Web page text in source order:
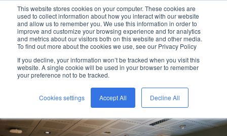
This website stores cookies on your computer. These cookies are
used to collect information about how you interact with our website
and allow us to remember you. We use this information in order to
improve and customize your browsing experience and for analytics
and metrics about our visitors both on this website and other media.
To find out more about the cookies we use, see our Privacy Policy
If you decline, your information won’t be tracked when you visit this
website. A single cookie will be used in your browser to remember
your preference not to be tracked.
Cookies settings Accept All Decline All
kreon